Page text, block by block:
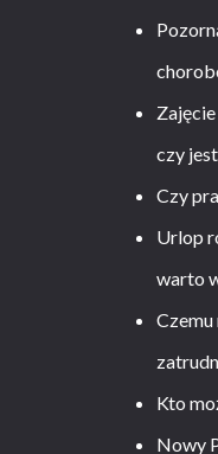
czy
Czy
Urlop
warto
Czemu
Kto
Nowy